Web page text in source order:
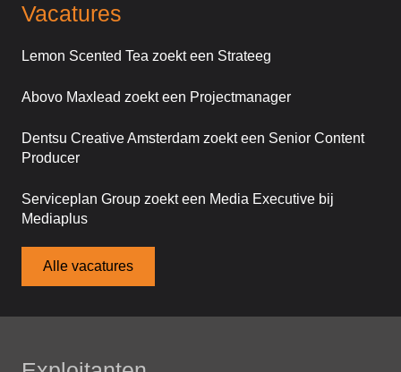
Vacatures
Lemon Scented Tea zoekt een Strateeg
Abovo Maxlead zoekt een Projectmanager
Dentsu Creative Amsterdam zoekt een Senior Content
Producer
Serviceplan Group zoekt een Media Executive bij
Mediaplus
Alle vacatures